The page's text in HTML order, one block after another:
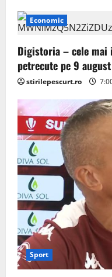
Economic
Digistoria – cele mai
petrecute pe 9 august
stirilepescurt.ro
Sport